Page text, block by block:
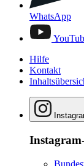
WhatsApp
Hilfe
Kontakt